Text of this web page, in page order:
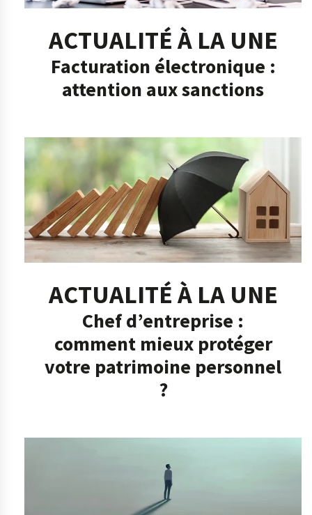
ACTUALITÉ À LA UNE
Facturation électronique :
attention aux sanctions
ACTUALITÉ À LA UNE
Chef d’entreprise :
comment mieux protéger
votre patrimoine personnel
?